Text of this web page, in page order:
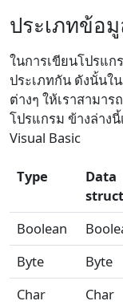
ประเภทข้อ
ในการเขียนโปรแก
ประเภทกัน ดังนั้นใ
ต่างๆ ให้เราสามา
โปรแกรม ข้างล่าง
Visual Basic
Type
Data
Boolean
Byte
Byte
Char
Char